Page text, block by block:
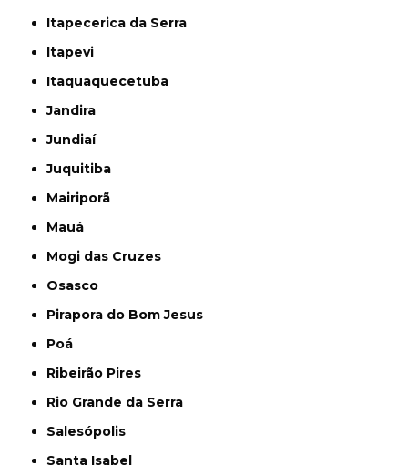
Itapecerica da Serra
Itapevi
Itaquaquecetuba
Jandira
Jundiaí
Juquitiba
Mairiporã
Mauá
Mogi das Cruzes
Osasco
Pirapora do Bom Jesus
Poá
Ribeirão Pires
Rio Grande da Serra
Salesópolis
Santa Isabel